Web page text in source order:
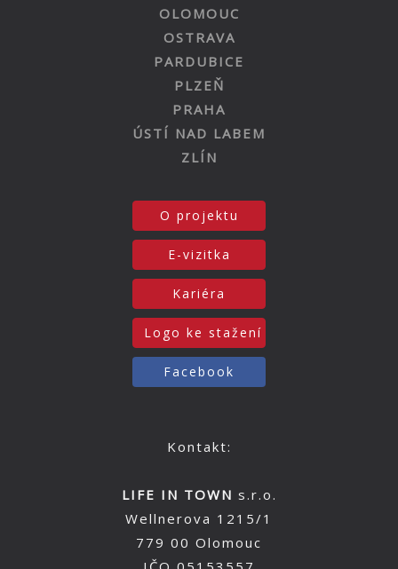
OLOMOUC
OSTRAVA
PARDUBICE
PLZEŇ
PRAHA
ÚSTÍ NAD LABEM
ZLÍN
O projektu
E-vizitka
Kariéra
Logo ke stažení
Facebook
Kontakt:
LIFE IN TOWN s.r.o.
Wellnerova 1215/1
779 00 Olomouc